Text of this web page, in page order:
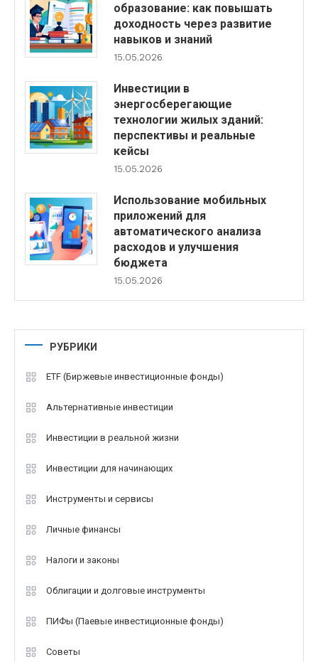
образование: как повышать
доходность через развитие
навыков и знаний
15.05.2026
Инвестиции в
энергосберегающие
технологии жилых зданий:
перспективы и реальные
кейсы
15.05.2026
Использование мобильных
приложений для
автоматического анализа
расходов и улучшения
бюджета
15.05.2026
РУБРИКИ
ETF (Биржевые инвестиционные фонды)
Альтернативные инвестиции
Инвестиции в реальной жизни
Инвестиции для начинающих
Инструменты и сервисы
Личные финансы
Налоги и законы
Облигации и долговые инструменты
ПИФы (Паевые инвестиционные фонды)
Советы